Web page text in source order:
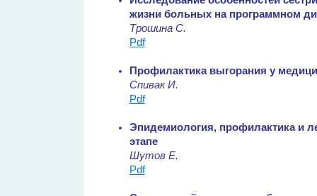
жизни больных на программном
Трошина С.
Pdf
Профилактика выгорания у
Спивак И.
Pdf
Эпидемиология, профилактика и
этапе
Шутов Е.
Pdf